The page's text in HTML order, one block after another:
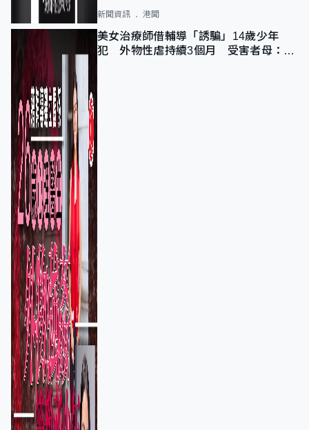
新聞資訊 港聞
美女治療師借輔導「誘騙」14歲少年
犯 外物性虐持續3個月 受害者母：要